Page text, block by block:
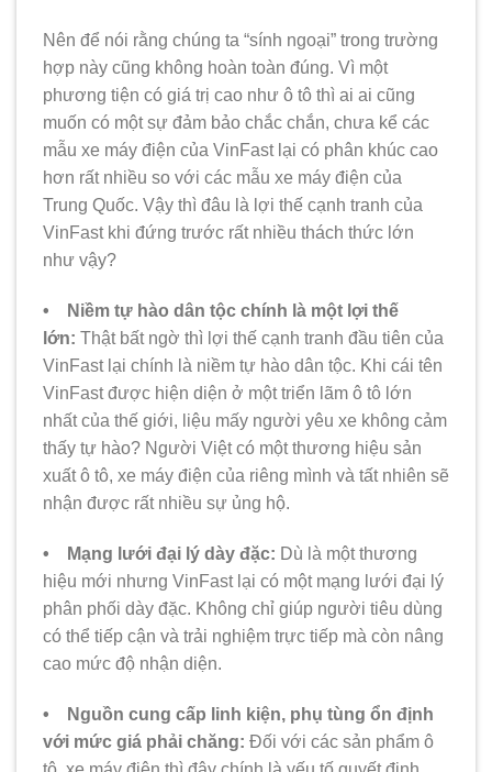
Nên để nói rằng chúng ta “sính ngoại” trong trường
hợp này cũng không hoàn toàn đúng. Vì một
phương tiện có giá trị cao như ô tô thì ai ai cũng
muốn có một sự đảm bảo chắc chắn, chưa kể các
mẫu xe máy điện của VinFast lại có phân khúc cao
hơn rất nhiều so với các mẫu xe máy điện của
Trung Quốc. Vậy thì đâu là lợi thế cạnh tranh của
VinFast khi đứng trước rất nhiều thách thức lớn
như vậy?
• Niềm tự hào dân tộc chính là một lợi thế
lớn: Thật bất ngờ thì lợi thế cạnh tranh đầu tiên của
VinFast lại chính là niềm tự hào dân tộc. Khi cái tên
VinFast được hiện diện ở một triển lãm ô tô lớn
nhất của thế giới, liệu mấy người yêu xe không cảm
thấy tự hào? Người Việt có một thương hiệu sản
xuất ô tô, xe máy điện của riêng mình và tất nhiên sẽ
nhận được rất nhiều sự ủng hộ.
• Mạng lưới đại lý dày đặc: Dù là một thương
hiệu mới nhưng VinFast lại có một mạng lưới đại lý
phân phối dày đặc. Không chỉ giúp người tiêu dùng
có thể tiếp cận và trải nghiệm trực tiếp mà còn nâng
cao mức độ nhận diện.
• Nguồn cung cấp linh kiện, phụ tùng ổn định
với mức giá phải chăng: Đối với các sản phẩm ô